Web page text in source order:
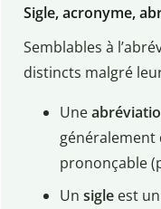
Sigle, acronyme,
Semblables à
distincts malgré
Une
généralement
prononçable
Un sigle est